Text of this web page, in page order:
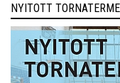
NYITOTT